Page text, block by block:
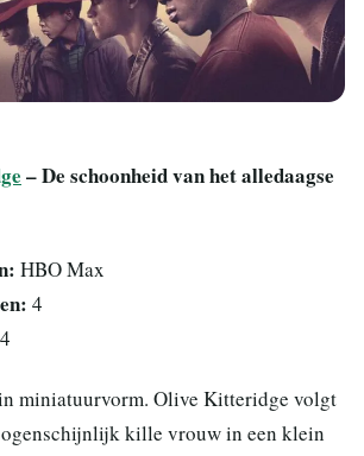
– De schoonheid van het alledaagse
HBO Max
4
miniatuurvorm. Olive Kitteridge volgt
ogenschijnlijk kille vrouw in een klein